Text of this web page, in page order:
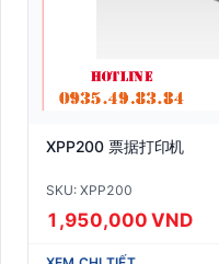
XPP200 票据打印机
SKU: XPP200
1,950,000 VND